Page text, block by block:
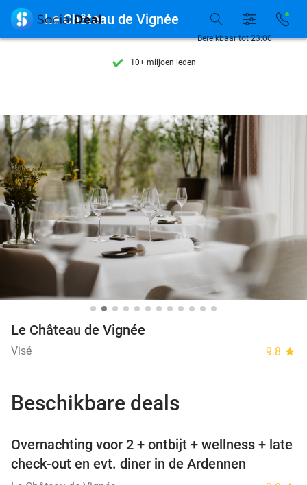
7 dagen per week beschikbaar
10+ miljoen leden
7 dagen per week beschikbaar
10+ miljoen leden
Bereikbaar tot 23:00
 Le Château de Vignée
Le Château de Vignée
Visé 9.8 star
Beschikbare deals
Overnachting voor 2 + ontbijt + wellness + late
check-out en evt. diner in de Ardennen